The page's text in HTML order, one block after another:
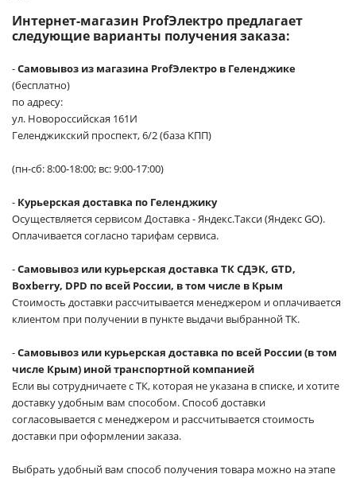
Интернет-магазин ProfЭлектро предлагает
следующие варианты получения заказа:
-Самовывоз из магазина ProfЭлектро в Геленджике
(бесплатно)
по адресу:
ул. Новороссийская 161И
Геленджикский проспект, 6/2 (база КПП)
(пн-сб: 8:00-18:00; вс: 9:00-17:00)
- Курьерская доставка по Геленджику
Осуществляется сервисом Доставка - Яндекс.Такси (Яндекс GO).
Оплачивается согласно тарифам сервиса.
-Самовывоз или курьерская доставка ТК СДЭК, GTD,
Boxberry, DPD по всей России, в том числе в Крым
Стоимость доставки рассчитывается менеджером и оплачивается
клиентом при получении в пункте выдачи выбранной ТК.
-Самовывоз или курьерская доставка по всей России (в том
числе Крым) иной транспортной компанией
Если вы сотрудничаете с ТК, которая не указана в списке, и хотите
доставку удобным вам способом. Способ доставки
согласовывается с менеджером и рассчитывается стоимость
доставки при оформлении заказа.
Выбрать удобный вам способ получения товара можно на этапе